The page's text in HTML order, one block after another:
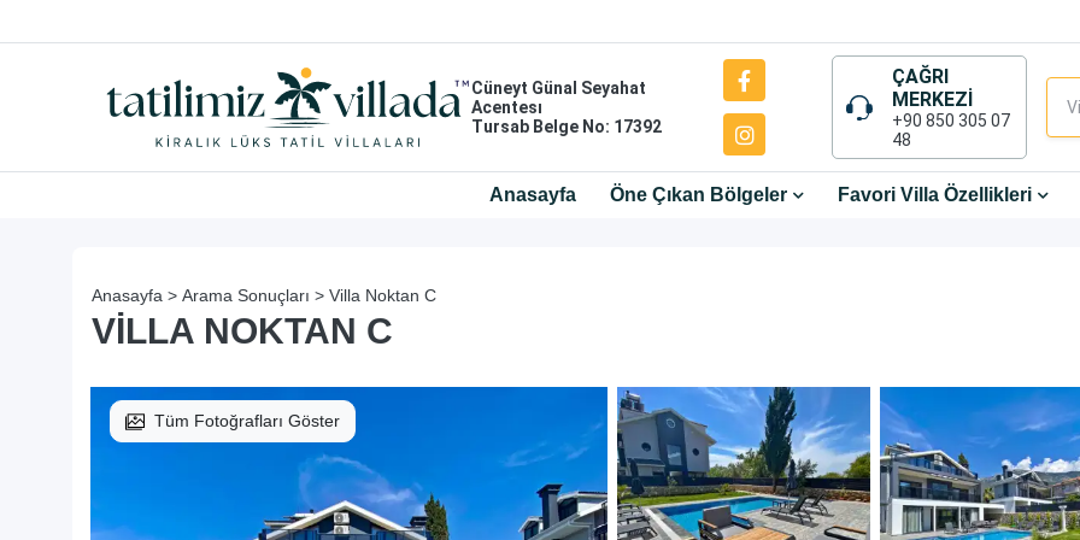
Cüneyt Günal Seyahat
Acentesı
Tursab Belge No: 17392
ÇAĞRI
MERKEZİ
+90 850 305 07
48
Anasayfa Öne Çıkan Bölgeler Favori Villa Özellikleri
Anasayfa > Arama Sonuçları > Villa Noktan C
VILLA NOKTAN C
Tüm Fotoğrafları Göster